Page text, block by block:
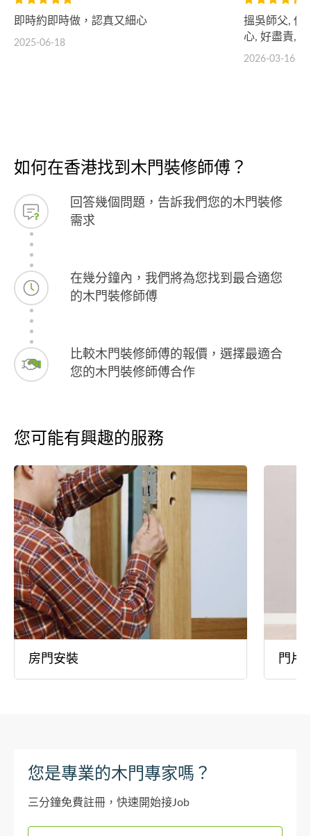
即時約即時做，認真又細心
2025-06-18
搵吳師父, 你
心, 好盡責,
2026-03-16
如何在香港找到木門裝修師傅？
回答幾個問題，告訴我們您的木門裝修
需求
在幾分鐘內，我們將為您找到最合適您
的木門裝修師傅
比較木門裝修師傅的報價，選擇最適合
您的木門裝修師傅合作
您可能有興趣的服務
房門安裝 門片
您是專業的木門專家嗎？
三分鐘免費註冊，快速開始接Job